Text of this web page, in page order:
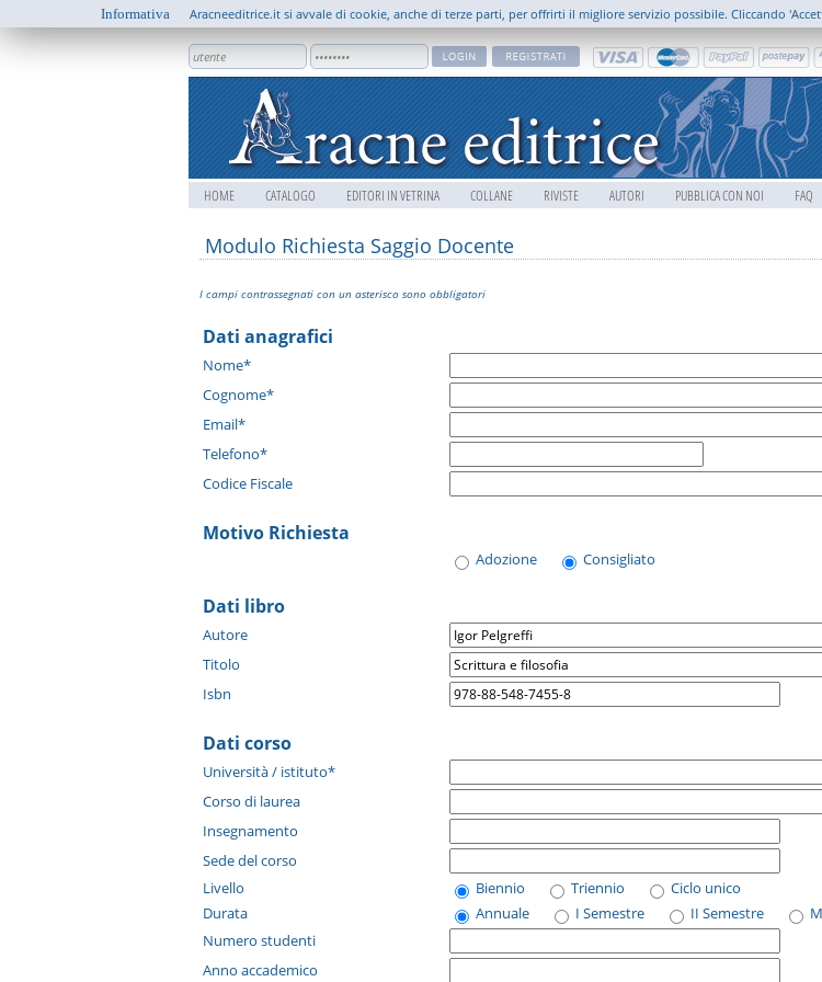
HOME CATALOGO EDITORI IN VETRINA COLLANE RIVISTE AUTORI PUBBLICA CON NOI FAQ
Modulo Richiesta Saggio Docente
I campi contrassegnati con un asterisco sono obbligatori
Dati anagrafici
Nome*
Cognome*
Email*
Telefono*
Codice Fiscale
Motivo Richiesta
Adozione Consigliato
Dati libro
Autore
Titolo
Isbn
Dati corso
Università / istituto*
Corso di laurea
Insegnamento
Sede del corso
Livello
Biennio Triennio
Ciclo unico
Durata
Annuale I Semestre II Semestre
Numero studenti
Anno accademico
Informativa Aracneeditrice.it si avvale di cookie, anche di terze parti, per offrirti il migliore servizio possibile. Cliccando